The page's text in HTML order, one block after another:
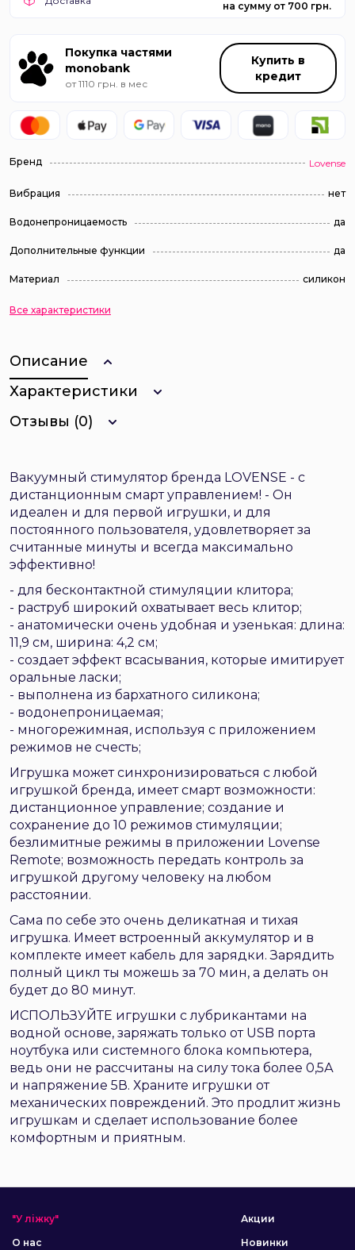
на сумму от 700 грн.
Покупка частями
monobank
от 1110 грн. в мес
Купить в
кредит
Бренд Lovense
Вибрация нет
Водонепроницаемость да
Дополнительные функции да
Материал силикон
Все характеристики
Описание
Характеристики
Отзывы (0)
Вакуумный стимулятор бренда LOVENSE - с
дистанционным смарт управлением! - Он
идеален и для первой игрушки, и для
постоянного пользователя, удовлетворяет за
считанные минуты и всегда максимально
эффективно!
- для бесконтактной стимуляции клитора;
- раструб широкий охватывает весь клитор;
- анатомически очень удобная и узенькая: длина:
11,9 см, ширина: 4,2 см;
- создает эффект всасывания, которые имитирует
оральные ласки;
- выполнена из бархатного силикона;
- водонепроницаемая;
- многорежимная, используя с приложением
режимов не счесть;
Игрушка может синхронизироваться с любой
игрушкой бренда, имеет смарт возможности:
дистанционное управление; создание и
сохранение до 10 режимов стимуляции;
безлимитные режимы в приложении Lovense
Remote; возможность передать контроль за
игрушкой другому человеку на любом
расстоянии.
Сама по себе это очень деликатная и тихая
игрушка. Имеет встроенный аккумулятор и в
комплекте имеет кабель для зарядки. Зарядить
полный цикл ты можешь за 70 мин, а делать он
будет до 80 минут.
ИСПОЛЬЗУЙТЕ игрушки с лубрикантами на
водной основе, заряжать только от USB порта
ноутбука или системного блока компьютера,
ведь они не рассчитаны на силу тока более 0,5А
и напряжение 5В. Храните игрушки от
механических повреждений. Это продлит жизнь
игрушкам и сделает использование более
комфортным и приятным.
"У ліжку"
О нас
Акции
Новинки